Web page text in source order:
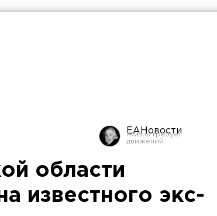
ЕАНовости
области
известного экс-